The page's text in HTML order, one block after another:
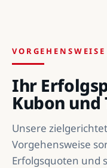
VORGEHENSWEISE
Ihr
Kubon und
Unsere
Vorgehensweise
Erfolgsquoten und